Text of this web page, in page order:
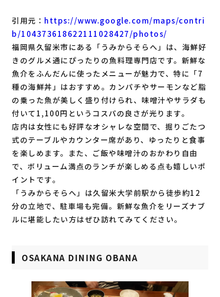
引用元： https://www.google.com/maps/contri
b/104373618622111028427/photos/
福岡県久留米市にある「うみからそらへ」は、海鮮好
きのグルメ通にぴったりの魚料理専門店です。新鮮な
魚介をふんだんに使ったメニューが魅力で、特に「7
種の海鮮丼」はおすすめ。カンパチやサーモンなど脂
の乗った魚が美しく盛り付けられ、味噌汁やサラダも
付いて1,100円というコスパの良さが光ります。
店内は女性にも好評なオシャレな空間で、掘りごたつ
式のテーブルやカウンター席があり、ゆったりと食事
を楽しめます。また、ご飯や味噌汁のおかわり自由
で、ボリューム満点のランチが楽しめる点も嬉しいポ
イントです。
「うみからそらへ」は久留米大学前駅から徒歩約12
分の立地で、駐車場も完備。新鮮な魚介をリーズナブ
ルに堪能したい方はぜひ訪れてみてください。
OSAKANA DINING OBANA